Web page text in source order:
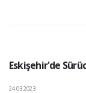
Eskişehir'de
24.03.2023